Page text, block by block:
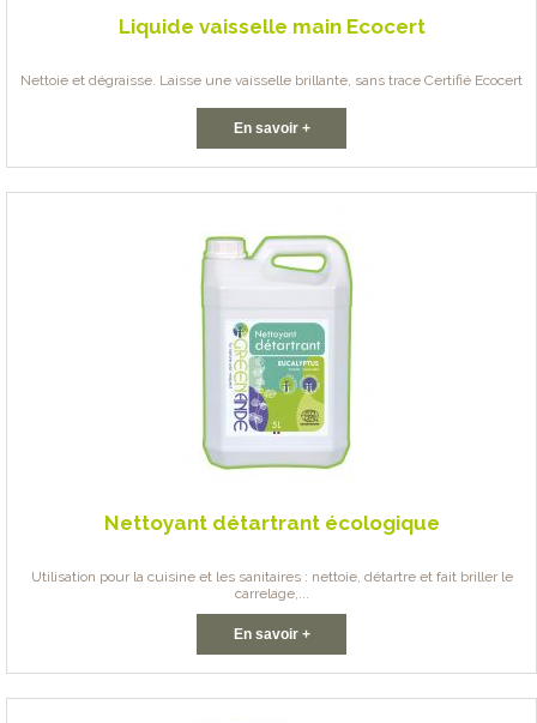
Liquide vaisselle main Ecocert
Nettoie et dégraisse. Laisse une vaisselle brillante, sans trace Certifié Ecocert
En savoir +
Nettoyant détartrant écologique
Utilisation pour la cuisine et les sanitaires : nettoie, détartre et fait briller le
carrelage,...
En savoir +